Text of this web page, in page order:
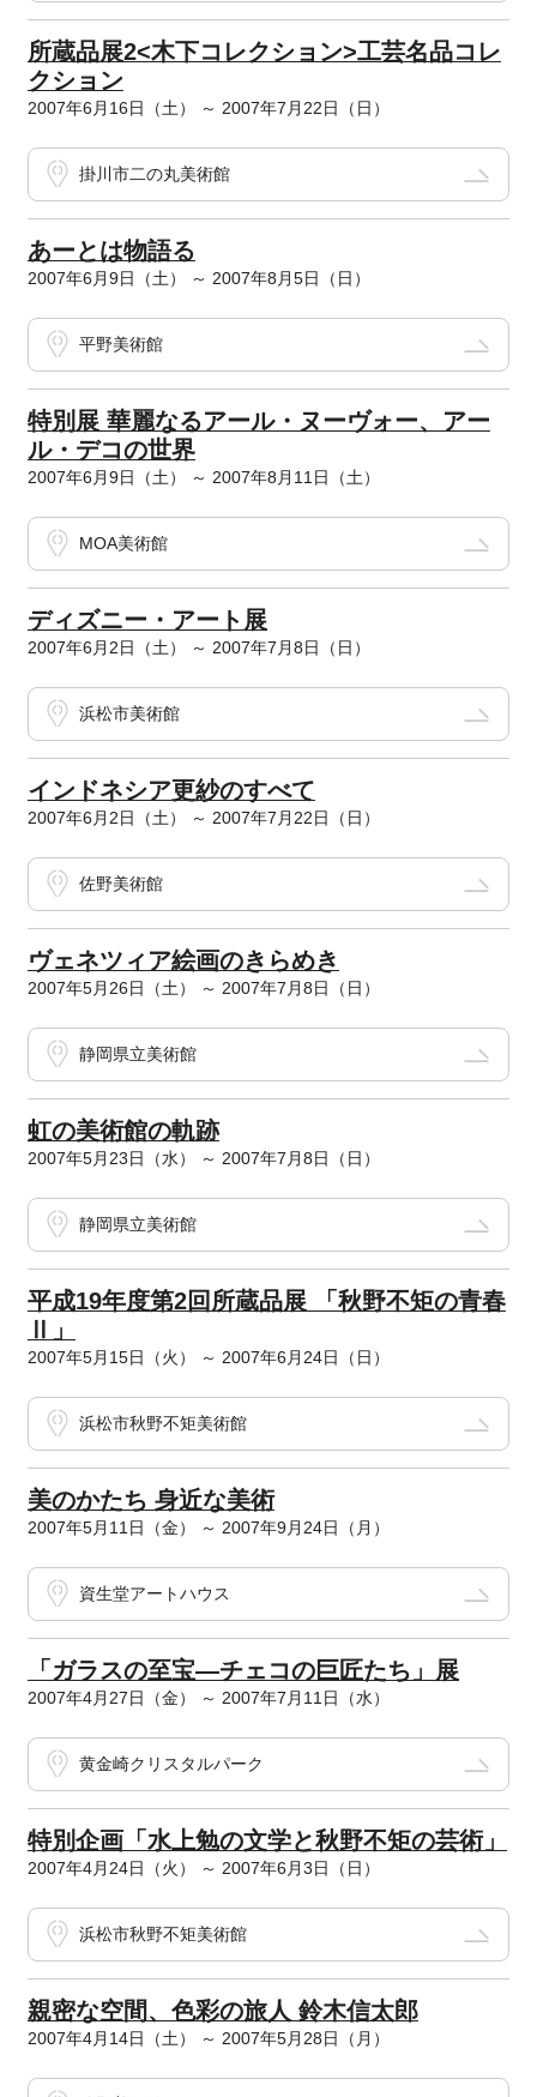
所蔵品展2<木下コレクション>工芸名品コレ
クション
2007年6月16日（土） ～ 2007年7月22日（日）
掛川市二の丸美術館
あーとは物語る
2007年6月9日（土） ～ 2007年8月5日（日）
平野美術館
特別展 華麗なるアール・ヌーヴォー、アー
ル・デコの世界
2007年6月9日（土） ～ 2007年8月11日（土）
MOA美術館
ディズニー・アート展
2007年6月2日（土） ～ 2007年7月8日（日）
浜松市美術館
インドネシア更紗のすべて
2007年6月2日（土） ～ 2007年7月22日（日）
佐野美術館
ヴェネツィア絵画のきらめき
2007年5月26日（土） ～ 2007年7月8日（日）
静岡県立美術館
虹の美術館の軌跡
2007年5月23日（水） ～ 2007年7月8日（日）
静岡県立美術館
平成19年度第2回所蔵品展 「秋野不矩の青春
Ⅱ」
2007年5月15日（火） ～ 2007年6月24日（日）
浜松市秋野不矩美術館
美のかたち 身近な美術
2007年5月11日（金） ～ 2007年9月24日（月）
資生堂アートハウス
「ガラスの至宝―チェコの巨匠たち」展
2007年4月27日（金） ～ 2007年7月11日（水）
黄金崎クリスタルパーク
特別企画「水上勉の文学と秋野不矩の芸術」
2007年4月24日（火） ～ 2007年6月3日（日）
浜松市秋野不矩美術館
親密な空間、色彩の旅人 鈴木信太郎
2007年4月14日（土） ～ 2007年5月28日（月）